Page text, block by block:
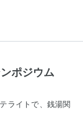
ポジウム
ライトで、銭湯関